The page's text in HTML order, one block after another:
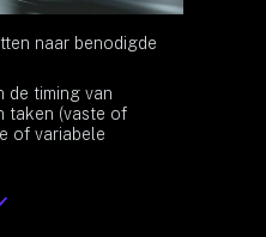
naar benodigde
de timing van
taken (vaste of
of variabele